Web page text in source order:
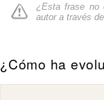
¿Esta frase no
autor a través de
¿Cómo ha